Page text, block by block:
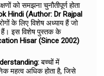
को समझना चुनौतीपूर्ण होता
Hindi (Author: Dr Rajpal
के लिए विशेष अध्याय हैं जो
हैं। इस विशेष पुस्तक के
Hisar (Since 2002)
बच्चों में
महत्व अधिक होता है, जिसे